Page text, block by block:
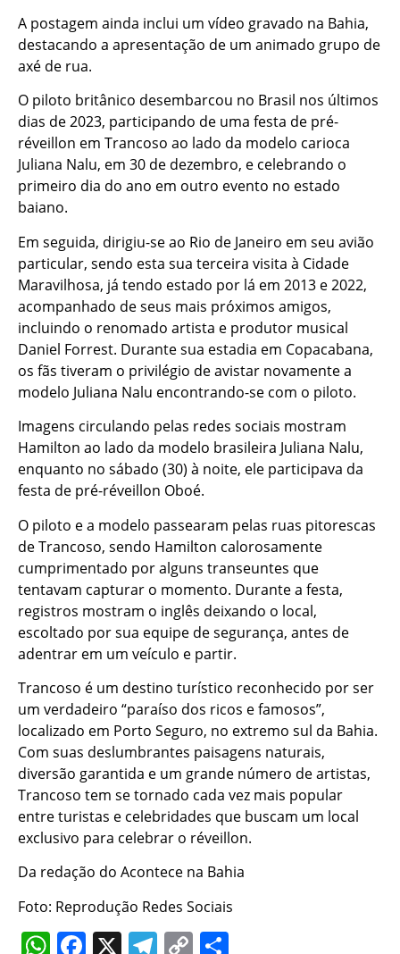
A postagem ainda inclui um vídeo gravado na Bahia,
destacando a apresentação de um animado grupo de
axé de rua.
O piloto britânico desembarcou no Brasil nos últimos
dias de 2023, participando de uma festa de pré-
réveillon em Trancoso ao lado da modelo carioca
Juliana Nalu, em 30 de dezembro, e celebrando o
primeiro dia do ano em outro evento no estado
baiano.
Em seguida, dirigiu-se ao Rio de Janeiro em seu avião
particular, sendo esta sua terceira visita à Cidade
Maravilhosa, já tendo estado por lá em 2013 e 2022,
acompanhado de seus mais próximos amigos,
incluindo o renomado artista e produtor musical
Daniel Forrest. Durante sua estadia em Copacabana,
os fãs tiveram o privilégio de avistar novamente a
modelo Juliana Nalu encontrando-se com o piloto.
Imagens circulando pelas redes sociais mostram
Hamilton ao lado da modelo brasileira Juliana Nalu,
enquanto no sábado (30) à noite, ele participava da
festa de pré-réveillon Oboé.
O piloto e a modelo passearam pelas ruas pitorescas
de Trancoso, sendo Hamilton calorosamente
cumprimentado por alguns transeuntes que
tentavam capturar o momento. Durante a festa,
registros mostram o inglês deixando o local,
escoltado por sua equipe de segurança, antes de
adentrar em um veículo e partir.
Trancoso é um destino turístico reconhecido por ser
um verdadeiro “paraíso dos ricos e famosos”,
localizado em Porto Seguro, no extremo sul da Bahia.
Com suas deslumbrantes paisagens naturais,
diversão garantida e um grande número de artistas,
Trancoso tem se tornado cada vez mais popular
entre turistas e celebridades que buscam um local
exclusivo para celebrar o réveillon.
Da redação do Acontece na Bahia
Foto: Reprodução Redes Sociais
WhatsApp
Facebook
X Telegram
Copy